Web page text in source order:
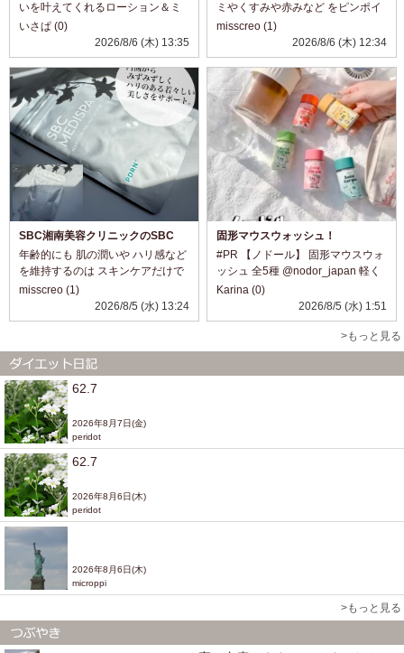
いを叶えてくれるローション＆ミ
ルク。 ローションは透明で糸をひ
くほどトロミのあるテクスチャ。
こっくり濃厚でありながら、暑い
日でも使いやすいスッキリ感！ 肌
へのなじみがよ...
いさぱ (0)
2026/8/6 (木) 13:35
ミやくすみや赤みなど をピンポイ
ントで塗ってカバーする 事以外使
ってこなかったのですが コチラは
カバーというか メイクにプラス感
覚で使えるのもいいですね。 お
色...
misscreo (1)
2026/8/6 (木) 12:34
SBC湘南美容クリニックのSBC
MEDISPA PDRN
年齢的にも 肌の潤いや ハリ感など
を維持するのは スキンケアだけで
は 老化の症状に太刀打ちできない
ので このようなサプリメントは あ
りがたいですね。 インナーケアも
misscreo (1)
2026/8/5 (水) 13:24
固形マウスウォッシュ！
#PR 【ノドール】 固形マウスウォ
ッシュ 全5種 @nodor_japan 軽く
て、持ち運びに便利な固形マウス
ウォッシュ。 外出先でも手軽に使
える、 新感覚のオーラルケアアイ
テムです。 K-POPアイドルもお
す...
Karina (0)
2026/8/5 (水) 1:51
>もっと見る
62.7
2026年8月7日(金)
peridot
62.7
2026年8月6日(木)
peridot
2026年8月6日(木)
microppi
>もっと見る